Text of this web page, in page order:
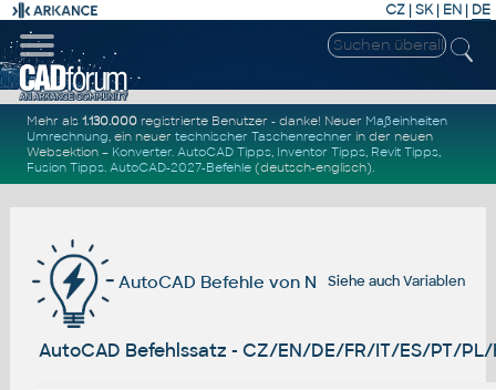
CZ | SK| EN | DE
Mehr als1.130.000 registrierte Benutzer - danke! Neuer Maßeinheiten
Umrechnung, ein neuertechnischer Taschenrechner in der neuen
Websektion – Konverter.AutoCAD Tipps, Inventor Tipps, Revit Tipps,
Fusion Tipps.AutoCAD-2027-Befehle (deutsch-englisch).
Siehe auchVariablen
AutoCAD Befehle von N
AutoCAD Befehlssatz - CZ/EN/DE/FR/IT/ES/PT/PL/